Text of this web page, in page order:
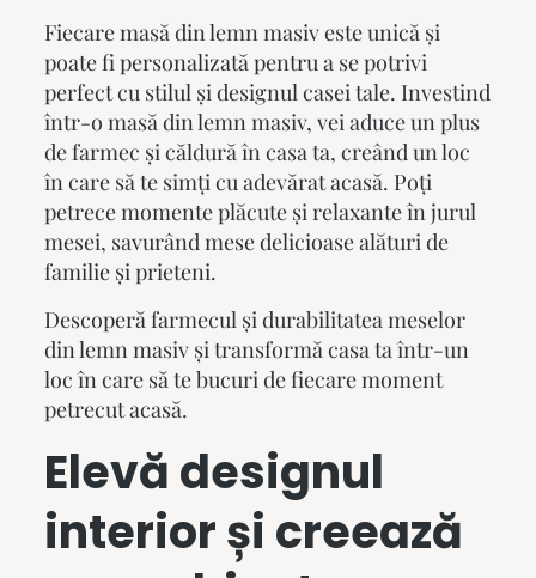
Fiecare masă din lemn masiv este unică și
poate fi personalizată pentru a se potrivi
perfect cu stilul și designul casei tale. Investind
într-o masă din lemn masiv, vei aduce un plus
de farmec și căldură în casa ta, creând un loc
în care să te simți cu adevărat acasă. Poți
petrece momente plăcute și relaxante în jurul
mesei, savurând mese delicioase alături de
familie și prieteni.
Descoperă farmecul și durabilitateameselor
din lemn masivși transformă casa ta într-un
loc în care să te bucuri de fiecare moment
petrecut acasă.
Elevă designul
interior și creează